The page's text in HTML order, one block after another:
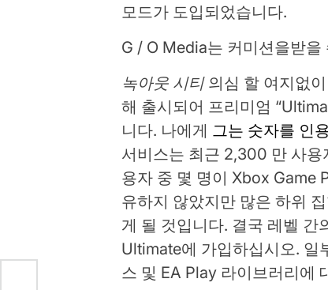
모드가 도입되었습니다.
G / O Media는 커미션을받을
녹아웃 시티의심 할 여지없
해 출시되어 프리미엄
니다. 나에게 그는 숫자를 인
서비스는 최근 2,300 만 사
용자 중 몇 명이 Xbox Game
유하지 않았지만 많은 하위
게 될 것입니다. 결국 레벨 간
Ultimate에 가입하십시오. 일
스 및 EA Play 라이브러리에